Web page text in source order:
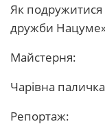
Як
дружби
Майстерня:
Чарівна
Репортаж: